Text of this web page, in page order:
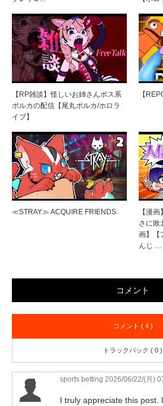
【RP雑談】怪しいお姉さんボス系
ポルカの配信【尾丸ポルカ/ホロラ
イブ】
【
≪STRAY≫ ACQUIRE FRIENDS.
【漫
さに敗
画】【
んじ …
コメント
コメント ( 4 )
トラックバック ( 0 )
sports betting 2026/06/22/(月)
I truly appreciate this post.